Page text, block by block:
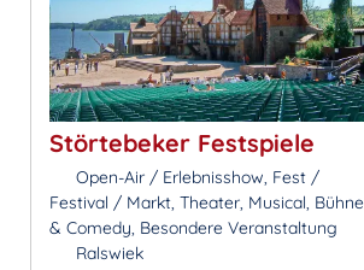
Störtebeker Festspiele
Open-Air / Erlebnisshow, Fest /
Festival / Markt, Theater, Musical, Bühne
& Comedy, Besondere Veranstaltung
Ralswiek